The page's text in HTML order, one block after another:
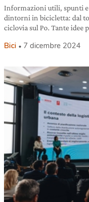
Informazioni utili, spunti e
dintorni in bicicletta: dal
ciclovia sul Po. Tante idee
Bici 7 dicembre 2024